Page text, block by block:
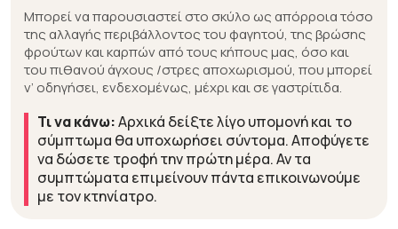
Μπορεί να παρουσιαστεί στο σκύλο ως απόρροια τόσο
της αλλαγής περιβάλλοντος του φαγητού, της βρώσης
φρούτων και καρπών από τους κήπους μας, όσο και
του πιθανού άγχους /στρες αποχωρισμού, που μπορεί
ν’ οδηγήσει, ενδεχομένως, μέχρι και σε γαστρίτιδα.
Τι να κάνω:Αρχικά δείξτε λίγο υπομονή και το
σύμπτωμα θα υποχωρήσει σύντομα. Αποφύγετε
να δώσετε τροφή την πρώτη μέρα. Αν τα
συμπτώματα επιμείνουν πάντα επικοινωνούμε
με τον κτηνίατρο.